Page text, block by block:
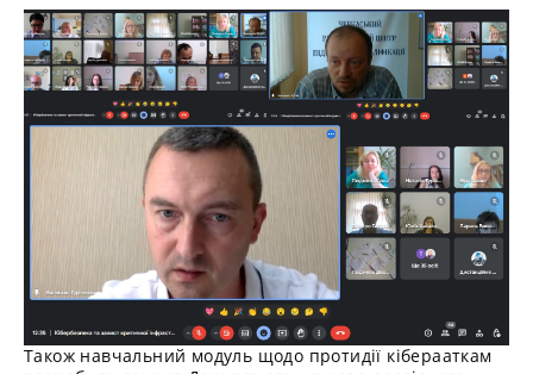
Також навчальний модуль щодо протидії кіберааткам